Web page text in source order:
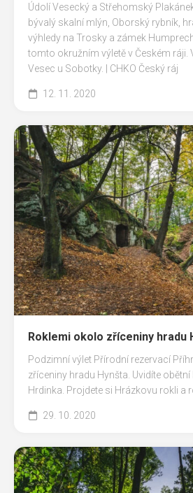
Údolí Vesecký a Střehomský
bývalý skalní mlýn, Oborský rybník,
výhledy na Trosky a zámek
tomto okružním výletě v Českém ráji.
Vesec u Sobotky. | CHKO Český ráj
12. 11. 2020
Roklemi okolo zříceniny hradu
Podzimní výlet Přírodní rezervací
zříceniny hradu Hynšta. Uvidíte
Hrdinka. Projdete si Hrázkovu rokli a
29. 10. 2020